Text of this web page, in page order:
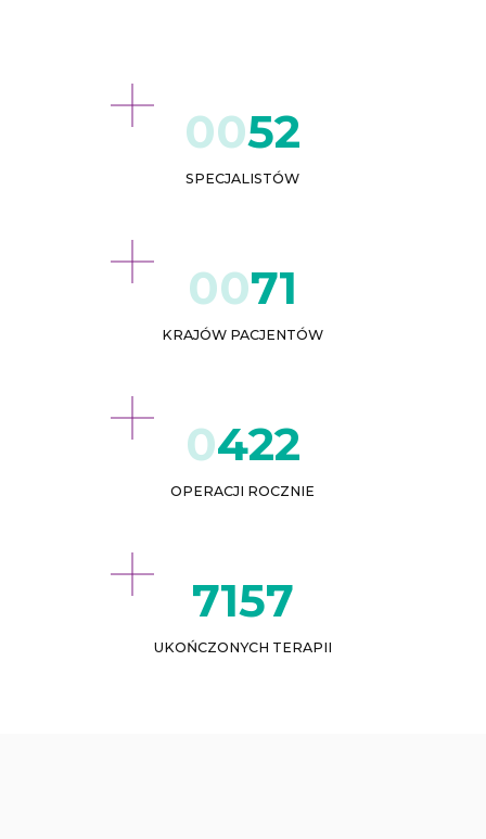
52
SPECJALISTÓW
71
KRAJÓW PACJENTÓW
432
OPERACJI ROCZNIE
8228
UKOŃCZONYCH TERAPII